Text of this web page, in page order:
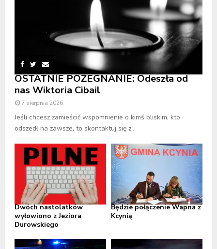
OSTATNIE POŻEGNANIE: Odeszła od
nas Wiktoria Cibail
7 sierpnia 2026
Jeśli chcesz zamieścić wspomnienie o kimś bliskim, kto
odszedł na zawsze, to skontaktuj się z...
Dwóch nastolatków
wyłowiono z Jeziora
Durowskiego
Będzie połączenie Wapna z
Kcynią